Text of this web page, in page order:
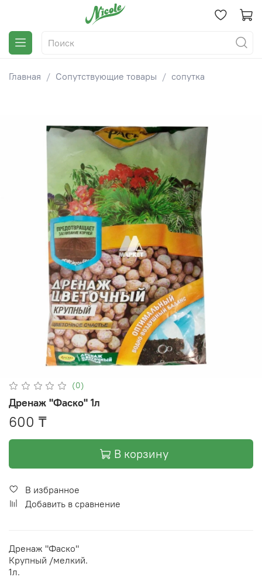
Главная Сопутствующие товары сопутка
(0)
Дренаж "Фаско" 1л
600 ₸
В корзину
В избранное
Добавить в сравнение
Дренаж "Фаско"
Крупный /мелкий.
1л.